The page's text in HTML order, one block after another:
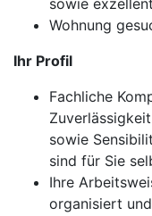
sowie
Wohnung
Ihr Profil
Fachliche
sowie
sind für Sie
Ihre
organisiert